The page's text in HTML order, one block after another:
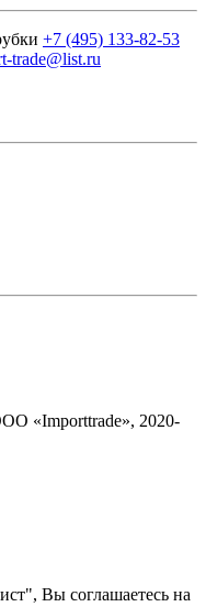
+7 (495) 133-82-53
trade@list.ru
«Importtrade», 2020-
Вы соглашаетесь на